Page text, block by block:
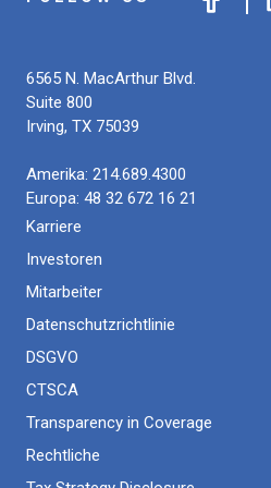
6565 N. MacArthur Blvd.
Suite 800
Irving, TX 75039
Amerika: 214.689.4300
Europa: 48 32 672 16 21
Karriere
Investoren
Mitarbeiter
Datenschutzrichtlinie
DSGVO
CTSCA
Transparency in Coverage
Rechtliche